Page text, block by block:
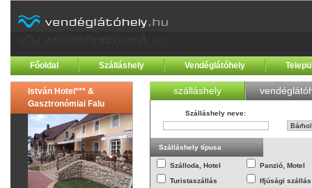
Főoldal Szálláshely Vendéglátóhely
István Hotel*** &
Gasztronómiai Falu
szálláshely
Szálláshely neve:
Szálláshely típusa
Szálloda, Hotel
Panzió, Motel
Turistaszállás
Ifjúsági szállás